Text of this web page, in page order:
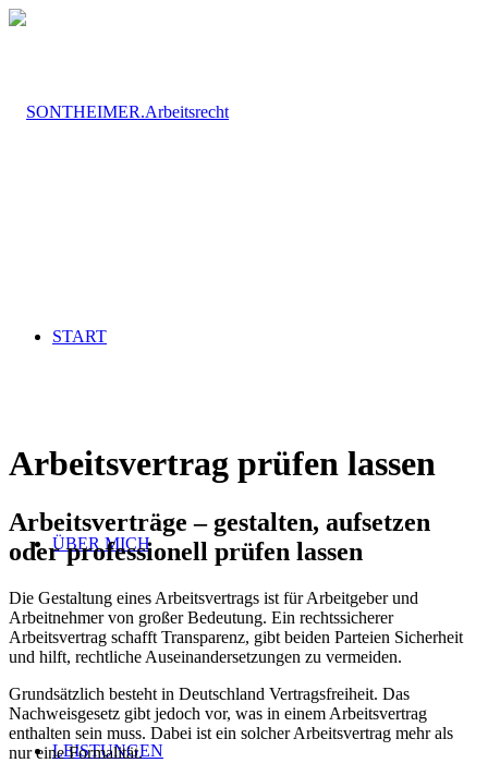
START
ÜBER MICH
LEISTUNGEN
Arbeitsvertrag prüfen lassen
Arbeitsverträge – gestalten, aufsetzen
oder professionell prüfen lassen
Die Gestaltung eines Arbeitsvertrags ist für Arbeitgeber und
Arbeitnehmer von großer Bedeutung. Ein rechtssicherer
Arbeitsvertrag schafft Transparenz, gibt beiden Parteien Sicherheit
und hilft, rechtliche Auseinandersetzungen zu vermeiden.
Grundsätzlich besteht in Deutschland Vertragsfreiheit. Das
Nachweisgesetz gibt jedoch vor, was in einem Arbeitsvertrag
enthalten sein muss. Dabei ist ein solcher Arbeitsvertrag mehr als
nur eine Formalität.